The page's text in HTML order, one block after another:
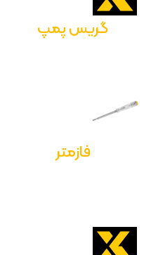
گریس پمپ
فازمتر